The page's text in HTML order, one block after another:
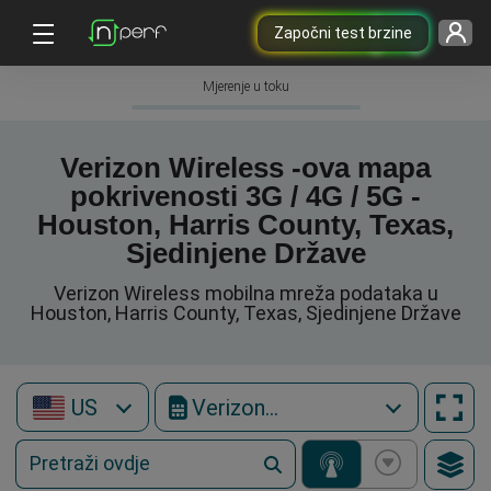
Započni test brzine
Mjerenje u toku
Verizon Wireless -ova mapa
pokrivenosti 3G / 4G / 5G -
Houston, Harris County, Texas,
Sjedinjene Države
Verizon Wireless mobilna mreža podataka u
Houston, Harris County, Texas, Sjedinjene Države
US Verizon Wireless